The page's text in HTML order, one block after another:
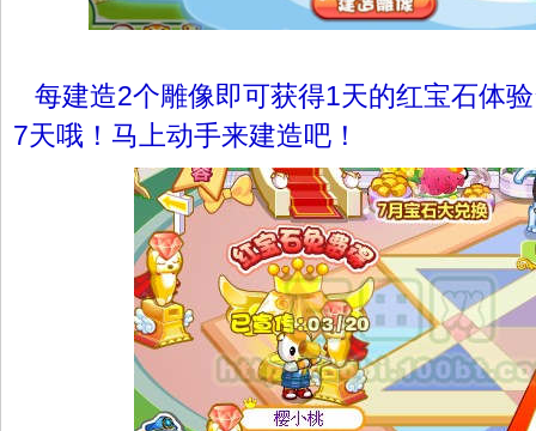
每建造2个雕像即可获得1天的红宝石体
7天哦！马上动手来建造吧！